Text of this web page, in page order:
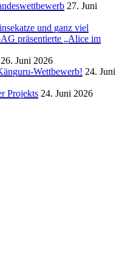
27. Juni
und ganz viel
präsentierte „Alice im
26. Juni 2026
Wettbewerb! 24. Juni
Projekts 24. Juni 2026